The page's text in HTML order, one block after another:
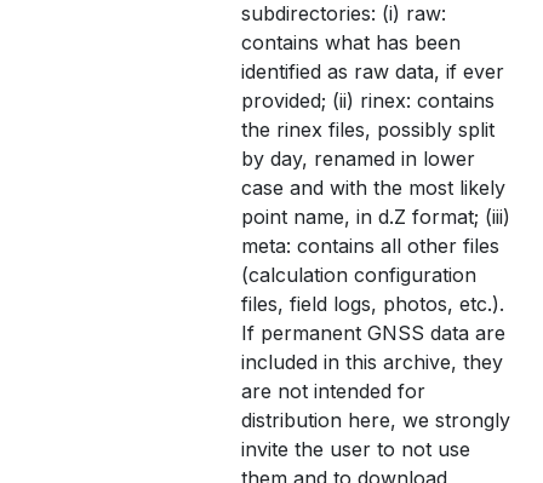
subdirectories: (i) raw:
contains what has been
identified as raw data, if ever
provided; (ii) rinex: contains
the rinex files, possibly split
by day, renamed in lower
case and with the most likely
point name, in d.Z format; (iii)
meta: contains all other files
(calculation configuration
files, field logs, photos, etc.).
If permanent GNSS data are
included in this archive, they
are not intended for
distribution here, we strongly
invite the user to not use
them and to download